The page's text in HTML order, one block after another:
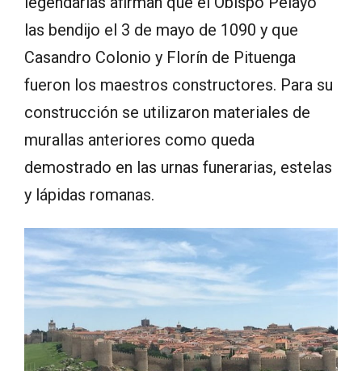
las bendijo el 3 de mayo de 1090 y que
Casandro Colonio y Florín de Pituenga
fueron los maestros constructores. Para su
construcción se utilizaron materiales de
murallas anteriores como queda
demostrado en las urnas funerarias, estelas
y lápidas romanas.